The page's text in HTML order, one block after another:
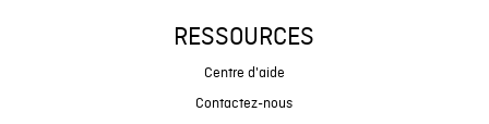
RESSOURCES
Centre d'aide
Contactez-nous